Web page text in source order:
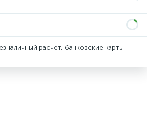
расчет, банковские карты